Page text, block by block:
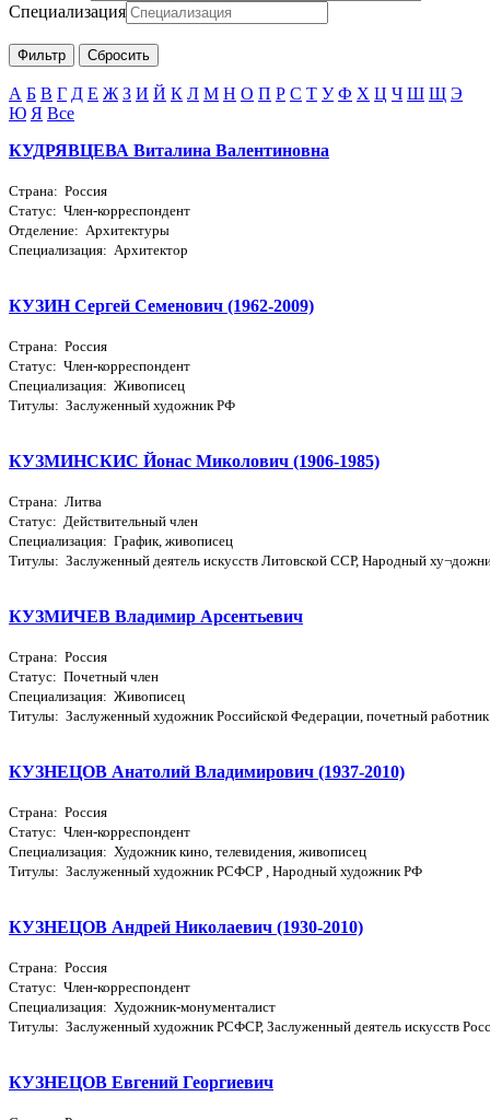
Специализация
А Б В Г Д Е Ж З И Й К Л М Н О П Р С Т У Ф Х Ц Ч Ш Щ Э
Ю Я Все
КУДРЯВЦЕВА Виталина Валентиновна
Страна: Россия
Статус: Член-корреспондент
Отделение: Архитектуры
Специализация: Архитектор
КУЗИН Сергей Семенович (1962-2009)
Страна: Россия
Статус: Член-корреспондент
Специализация: Живописец
Титулы: Заслуженный художник РФ
КУЗМИНСКИС Йонас Миколович (1906-1985)
Страна: Литва
Статус: Действительный член
Специализация: График, живописец
Титулы: Заслуженный деятель искусств Литовской ССР, Народный
КУЗМИЧЕВ Владимир Арсентьевич
Страна: Россия
Статус: Почетный член
Специализация: Живописец
Титулы: Заслуженный художник Российской Федерации, почетный
КУЗНЕЦОВ Анатолий Владимирович (1937-2010)
Страна: Россия
Статус: Член-корреспондент
Специализация: Художник кино, телевидения, живописец
Титулы: Заслуженный художник РСФСР , Народный художник РФ
КУЗНЕЦОВ Андрей Николаевич (1930-2010)
Страна: Россия
Статус: Член-корреспондент
Специализация: Художник-монументалист
Титулы: Заслуженный художник РСФСР, Заслуженный деятель искусств
КУЗНЕЦОВ Евгений Георгиевич